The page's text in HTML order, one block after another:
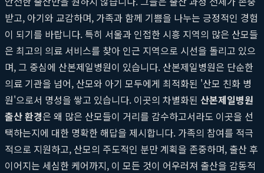
받고, 아기와 교감하며, 가족과 함께 기쁨을 나누는 긍정적인 경험
이 되기를 바랍니다. 특히 서울과 인접한 시흥 지역의 많은 산모들
은 최고의 의료 서비스를 찾아 인근 지역으로 시선을 돌리고 있으
며, 그 중심에 산본제일병원이 있습니다. 산본제일병원은 단순한
의료 기관을 넘어, 산모와 아기 모두에게 최적화된 '산모 친화 병
원'으로서 명성을 쌓고 있습니다. 이곳의 차별화된 산본제일병원
출산 환경은 왜 많은 산모들이 거리를 감수하고서라도 이곳을 선
택하는지에 대한 명확한 해답을 제시합니다. 가족의 참여를 적극
적으로 지원하고, 산모의 주도적인 분만 계획을 존중하며, 출산 후
이어지는 세심한 케어까지, 이 모든 것이 어우러져 출산을 감동적